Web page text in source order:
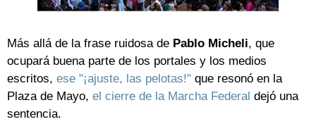
Más allá de la frase ruidosa de Pablo Micheli, que
ocupará buena parte de los portales y los medios
escritos, ese "¡ajuste, las pelotas!" que resonó en la
Plaza de Mayo, el cierre de la Marcha Federal dejó una
sentencia.